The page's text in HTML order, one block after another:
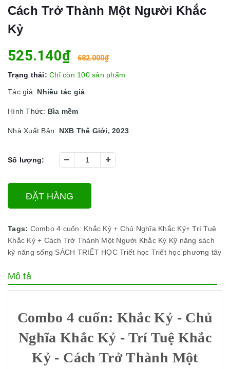
Cách Trở Thành Một Người Khắc
Kỷ
525.140₫ 682.000₫
Trạng thái: Chỉ còn 100 sản phẩm
Tác giả: Nhiều tác giả
Hình Thức: Bìa mềm
Nhà Xuất Bản: NXB Thế Giới, 2023
Số lượng:
ĐẶT HÀNG
Tags: Combo 4 cuốn: Khắc Kỷ + Chủ Nghĩa Khắc Kỷ+ Trí Tuệ
Khắc Kỷ + Cách Trở Thành Một Người Khắc Kỷ Kỹ năng sách
kỹ năng sống SÁCH TRIẾT HỌC Triết học Triết học phương tây
Mô tả
Combo 4 cuốn: Khắc Kỷ - Chủ
Nghĩa Khắc Kỷ - Trí Tuệ Khắc
Kỷ - Cách Trở Thành Một